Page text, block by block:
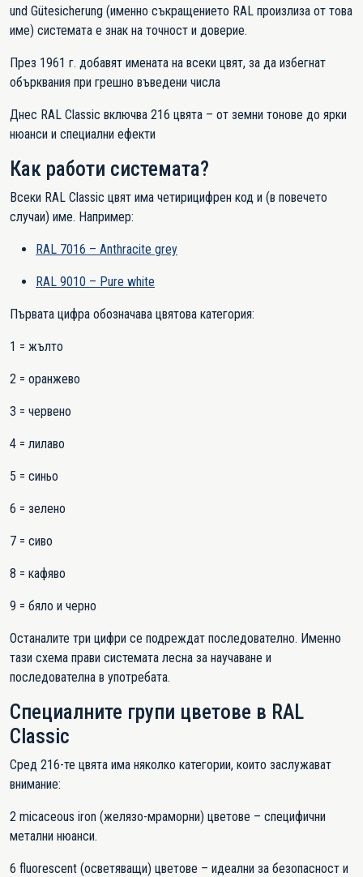
und Gütesicherung (именно съкращението RAL произлиза от това
име) системата е знак на точност и доверие.
През 1961 г. добавят имената на всеки цвят, за да избегнат
обърквания при грешно въведени числа
Днес RAL Classic включва 216 цвята – от земни тонове до ярки
нюанси и специални ефекти
Как работи системата?
Всеки RAL Classic цвят има четирицифрен код и (в повечето
случаи) име. Например:
RAL 7016 – Anthracite grey
RAL 9010 – Pure white
Първата цифра обозначава цвятова категория:
1 = жълто
2 = оранжево
3 = червено
4 = лилаво
5 = синьо
6 = зелено
7 = сиво
8 = кафяво
9 = бяло и черно
Останалите три цифри се подреждат последователно. Именно
тази схема прави системата лесна за научаване и
последователна в употребата.
Специалните групи цветове в RAL
Classic
Сред 216-те цвята има няколко категории, които заслужават
внимание:
2 micaceous iron (желязо-мраморни) цветове – специфични
метални нюанси.
6 fluorescent (осветяващи) цветове – идеални за безопасност и